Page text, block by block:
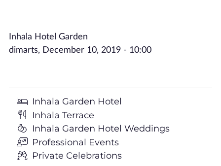
Inhala Hotel Garden
dimarts, December 10, 2019 - 10:00
Inhala Garden Hotel
Inhala Terrace
Inhala Garden Hotel Weddings
Professional Events
Private Celebrations